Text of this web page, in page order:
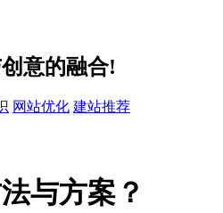
意的融合!
网站优化 建站推荐
与方案？